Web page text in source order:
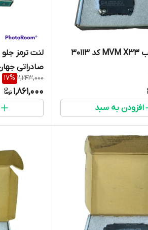
لنت ترمز عقب MVM X33 کد 30113
افزودن به سبد
صادراتی
2,243,000
17%
1,861,000